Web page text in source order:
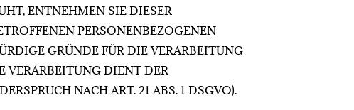
ENTNEHMEN SIE DIESER
PERSONENBEZOGENEN
GRÜNDE FÜR DIE VERARBEITUNG
VERARBEITUNG DIENT DER
NACH ART. 21 ABS. 1 DSGVO).